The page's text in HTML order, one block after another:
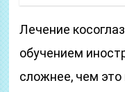
Лечение
обучением
сложнее, чем